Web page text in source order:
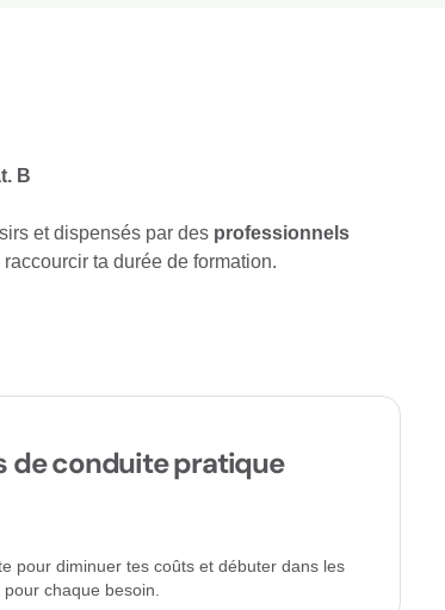
B
et dispensés par des professionnels
ta durée de formation.
de conduite pratique
pour diminuer tes coûts et débuter dans les
chaque besoin.